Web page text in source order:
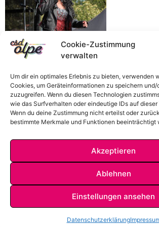
Cookie-Zustimmung
verwalten
Um dir ein optimales Erlebnis zu bieten, verwenden
Cookies, um Geräteinformationen zu speichern und/
zuzugreifen. Wenn du diesen Technologien
wie das Surfverhalten oder eindeutige IDs auf
Wenn du deine Zustimmung nicht erteilst oder
bestimmte Merkmale und Funktionen beeinträchtigt
Akzeptieren
Ablehnen
Einstellungen ansehen
Datenschutzerklärung
DATENSCHUTZKONTAKT